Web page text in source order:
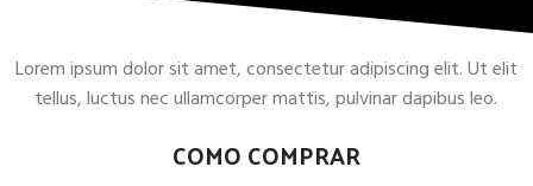
Lorem ipsum dolor sit amet, consectetur adipiscing elit. Ut elit
tellus, luctus nec ullamcorper mattis, pulvinar dapibus leo.
COMO COMPRAR